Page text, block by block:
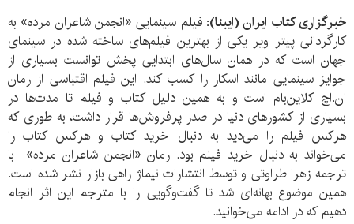
خبرگزاری کتاب ایران (ایبنا): فیلم سینمایی «انجمن شاعران مرده» به
کارگردانی پیتر ویر یکی از بهترین فیلم‌های ساخته شده در سینمای
جهان است که در همان سال‌های ابتدایی پخش توانست بسیاری از
جوایز سینمایی مانند اسکار را کسب کند. این فیلم اقتباسی از رمان
ان.اچ کلاین‌بام است و به همین دلیل کتاب و فیلم تا مدت‌ها در
بسیاری از کشورهای دنیا در صدر پرفروش‌ها قرار داشت، به طوری که
هرکس فیلم را می‌دید به دنبال خرید کتاب و هرکس کتاب را
می‌خواند به دنبال خرید فیلم بود. رمان «انجمن شاعران مرده» با
ترجمه زهرا طراوتی و توسط انتشارات نیماژ راهی بازار نشر شده است.
همین موضوع بهانه‌‌ای شد تا گفت‌وگویی را با مترجم این اثر انجام
دهیم که در ادامه می‌خوانید.